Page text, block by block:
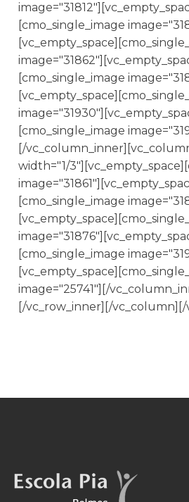
[cmo_single_image
[cmo_single_image
[cmo_single_image
[/
width="1/
[cmo_single_image
[cmo_single_image
image="25741"][/
[/vc_row_inner][/vc_column][/